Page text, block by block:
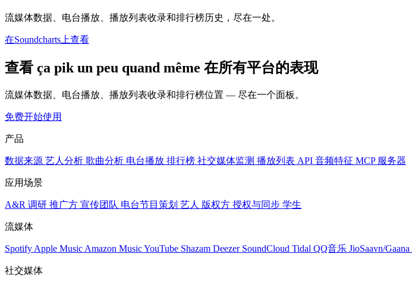
流媒体数据、电台播放、播放列表收录和排行榜历史，尽在一处。
在Soundcharts上查看
查看 ça pik un peu quand même 在所有平台的表现
流媒体数据、电台播放、播放列表收录和排行榜位置 — 尽在一个面板。
免费开始使用
产品
数据来源 艺人分析 歌曲分析 电台播放 排行榜 社交媒体监测 播放列表 API 音频特征 MCP 服务器
应用场景
A&R 调研 推广方 宣传团队 电台节目策划 艺人 版权方 授权与同步 学生
流媒体
Spotify Apple Music Amazon MusicYouTube Shazam Deezer SoundCloud Tidal QQ音乐 JioSaavn/Gaana
社交媒体